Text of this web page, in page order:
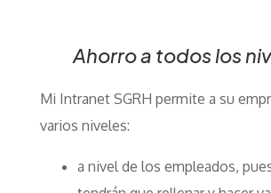
Ahorro a todos los
Mi Intranet SGRH permite a su
varios niveles:
a nivel de los empleados,